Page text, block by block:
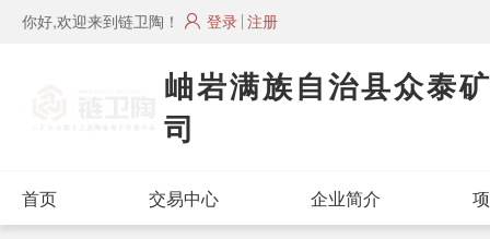
你好,欢迎来到链卫陶！ 登录 注册
岫岩满族自治县众泰
司
首页 交易中心 企业简介